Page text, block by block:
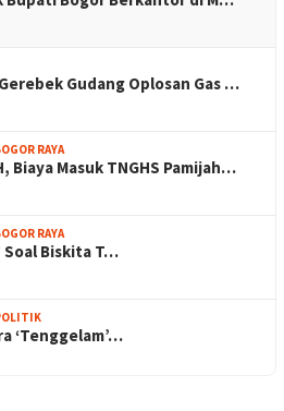
Gudang Oplosan Gas …
RAYA
Biaya Masuk TNGHS Pamijah…
RAYA
Soal Biskita T…
‘Tenggelam’…